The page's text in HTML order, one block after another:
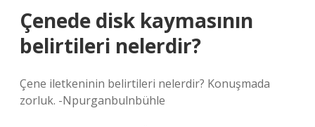
Çenede disk kaymasının
belirtileri nelerdir?
Çene iletkeninin belirtileri nelerdir? Konuşmada
zorluk. -Npurganbulnbühle